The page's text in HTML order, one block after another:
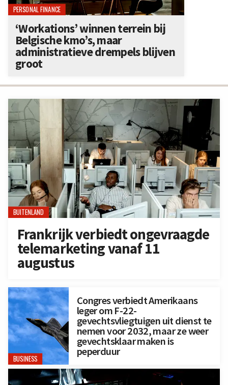
BUITENLAND
Frankrijk verbiedt ongevraagde
telemarketing vanaf 11
augustus
BUSINESS
Congres verbiedt Amerikaans
leger om F-22-
gevechtsvliegtuigen uit dienst te
nemen voor 2032, maar ze weer
gevechtsklaar maken is
peperduur
PERSONAL FINANCE
‘Workations’ winnen terrein bij
Belgische kmo’s, maar
administratieve drempels blijven
groot